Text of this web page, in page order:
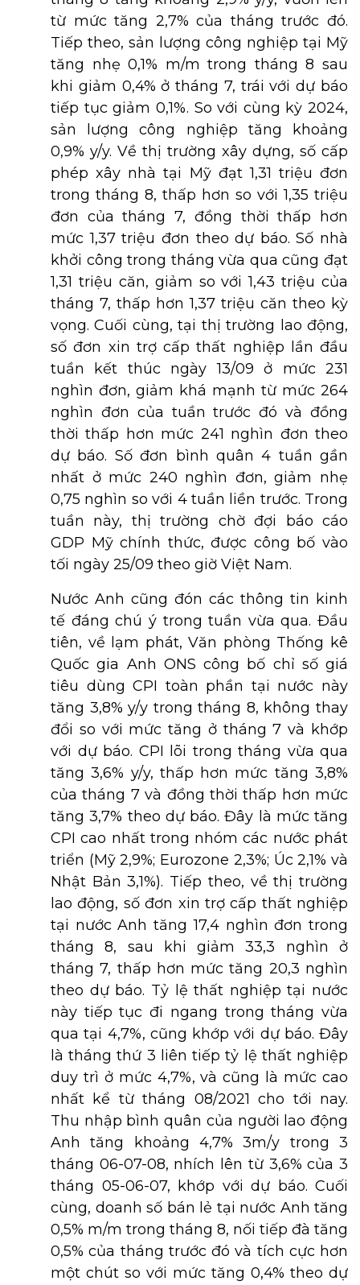
từ mức tăng 2,7% của tháng trước đó.
Tiếp theo, sản lượng công nghiệp tại Mỹ
tăng nhẹ 0,1% m/m trong tháng 8 sau
khi giảm 0,4% ở tháng 7, trái với dự báo
tiếp tục giảm 0,1%. So với cùng kỳ 2024,
sản lượng công nghiệp tăng khoảng
0,9% y/y. Về thị trường xây dựng, số cấp
phép xây nhà tại Mỹ đạt 1,31 triệu đơn
trong tháng 8, thấp hơn so với 1,35 triệu
đơn của tháng 7, đồng thời thấp hơn
mức 1,37 triệu đơn theo dự báo. Số nhà
khởi công trong tháng vừa qua cũng đạt
1,31 triệu căn, giảm so với 1,43 triệu của
tháng 7, thấp hơn 1,37 triệu căn theo kỳ
vọng. Cuối cùng, tại thị trường lao động,
số đơn xin trợ cấp thất nghiệp lần đầu
tuần kết thúc ngày 13/09 ở mức 231
nghìn đơn, giảm khá mạnh từ mức 264
nghìn đơn của tuần trước đó và đồng
thời thấp hơn mức 241 nghìn đơn theo
dự báo. Số đơn bình quân 4 tuần gần
nhất ở mức 240 nghìn đơn, giảm nhẹ
0,75 nghìn so với 4 tuần liền trước. Trong
tuần này, thị trường chờ đợi báo cáo
GDP Mỹ chính thức, được công bố vào
tối ngày 25/09 theo giờ Việt Nam.
Nước Anh cũng đón các thông tin kinh
tế đáng chú ý trong tuần vừa qua. Đầu
tiên, về lạm phát, Văn phòng Thống kê
Quốc gia Anh ONS công bố chỉ số giá
tiêu dùng CPI toàn phần tại nước này
tăng 3,8% y/y trong tháng 8, không thay
đổi so với mức tăng ở tháng 7 và khớp
với dự báo. CPI lõi trong tháng vừa qua
tăng 3,6% y/y, thấp hơn mức tăng 3,8%
của tháng 7 và đồng thời thấp hơn mức
tăng 3,7% theo dự báo. Đây là mức tăng
CPI cao nhất trong nhóm các nước phát
triển (Mỹ 2,9%; Eurozone 2,3%; Úc 2,1% và
Nhật Bản 3,1%). Tiếp theo, về thị trường
lao động, số đơn xin trợ cấp thất nghiệp
tại nước Anh tăng 17,4 nghìn đơn trong
tháng 8, sau khi giảm 33,3 nghìn ở
tháng 7, thấp hơn mức tăng 20,3 nghìn
theo dự báo. Tỷ lệ thất nghiệp tại nước
này tiếp tục đi ngang trong tháng vừa
qua tại 4,7%, cũng khớp với dự báo. Đây
là tháng thứ 3 liên tiếp tỷ lệ thất nghiệp
duy trì ở mức 4,7%, và cũng là mức cao
nhất kể từ tháng 08/2021 cho tới nay.
Thu nhập bình quân của người lao động
Anh tăng khoảng 4,7% 3m/y trong 3
tháng 06-07-08, nhích lên từ 3,6% của 3
tháng 05-06-07, khớp với dự báo. Cuối
cùng, doanh số bán lẻ tại nước Anh tăng
0,5% m/m trong tháng 8, nối tiếp đà tăng
0,5% của tháng trước đó và tích cực hơn
một chút so với mức tăng 0,4% theo dự